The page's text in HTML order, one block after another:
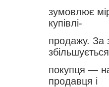
зумовлює
купівлі-
продажу. За
покупця —
продавця і